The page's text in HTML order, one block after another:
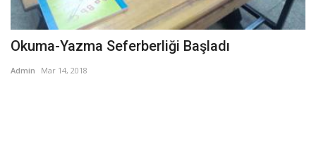
Okuma-Yazma Seferberliği Başladı
Admin Mar 14, 2018